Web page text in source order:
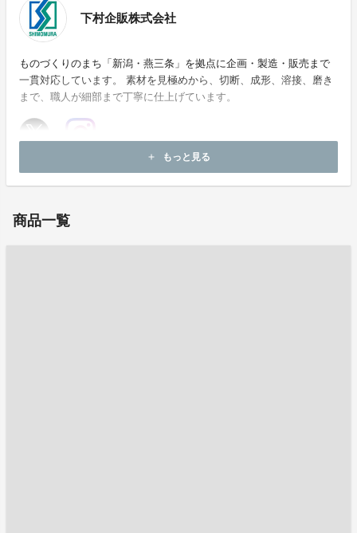
下村企販株式会社
ものづくりのまち「新潟・燕三条」を拠点に企画・製造・販売まで
一貫対応しています。 素材を見極めから、切断、成形、溶接、磨き
まで、職人が細部まで丁寧に仕上げています。
add もっと見る
商品一覧